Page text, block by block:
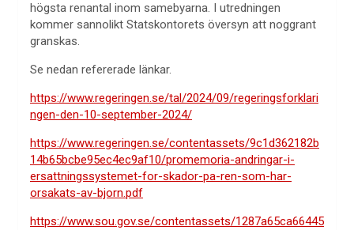
högsta renantal inom samebyarna. I utredningen
kommer sannolikt Statskontorets översyn att noggrant
granskas.
Se nedan refererade länkar.
https://www.regeringen.se/tal/2024/09/regeringsforklari
ngen-den-10-september-2024/
https://www.regeringen.se/contentassets/9c1d362182b
14b65bcbe95ec4ec9af10/promemoria-andringar-i-
ersattningssystemet-for-skador-pa-ren-som-har-
orsakats-av-bjorn.pdf
https://www.sou.gov.se/contentassets/1287a65ca66445